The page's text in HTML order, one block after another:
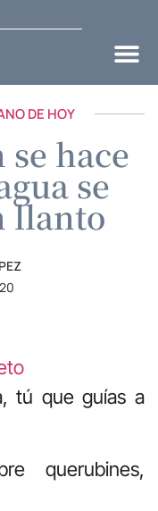
DE HOY
se hace
se
llanto
tú que guías a
querubines,